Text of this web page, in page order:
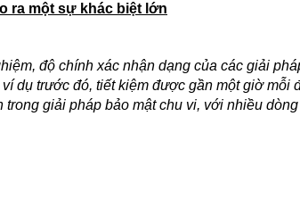
ra một sự khác biệt lớn
độ chính xác nhận dạng của các giải
dụ trước đó, tiết kiệm được gần một giờ mỗi
giải pháp bảo mật chu vi, với nhiều